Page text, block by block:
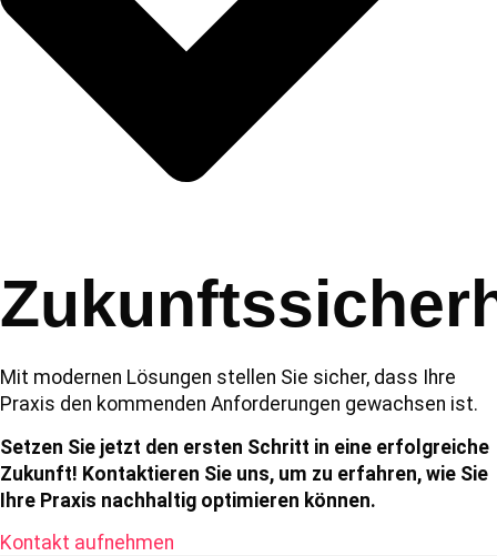
Mit modernen Lösungen stellen Sie sicher, dass Ihre
Praxis den kommenden Anforderungen gewachsen ist.
Setzen Sie jetzt den ersten Schritt in eine erfolgreiche
Zukunft! Kontaktieren Sie uns, um zu erfahren, wie Sie
Ihre Praxis nachhaltig optimieren können.
Kontakt aufnehmen